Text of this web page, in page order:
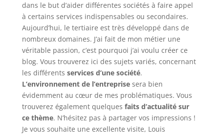
dans le but d’aider différentes sociétés à faire appel
à certains services indispensables ou secondaires.
Aujourd’hui, le tertiaire est très développé dans de
nombreux domaines. J’ai fait de mon métier une
véritable passion, c’est pourquoi j’ai voulu créer ce
blog. Vous trouverez ici des sujets variés, concernant
les différents services d’une société.
L’environnement de l’entreprisesera bien
évidemment au cœur de mes problématiques. Vous
trouverez également quelques faits d’actualité sur
ce thème. N’hésitez pas à partager vos impressions !
Je vous souhaite une excellente visite, Louis